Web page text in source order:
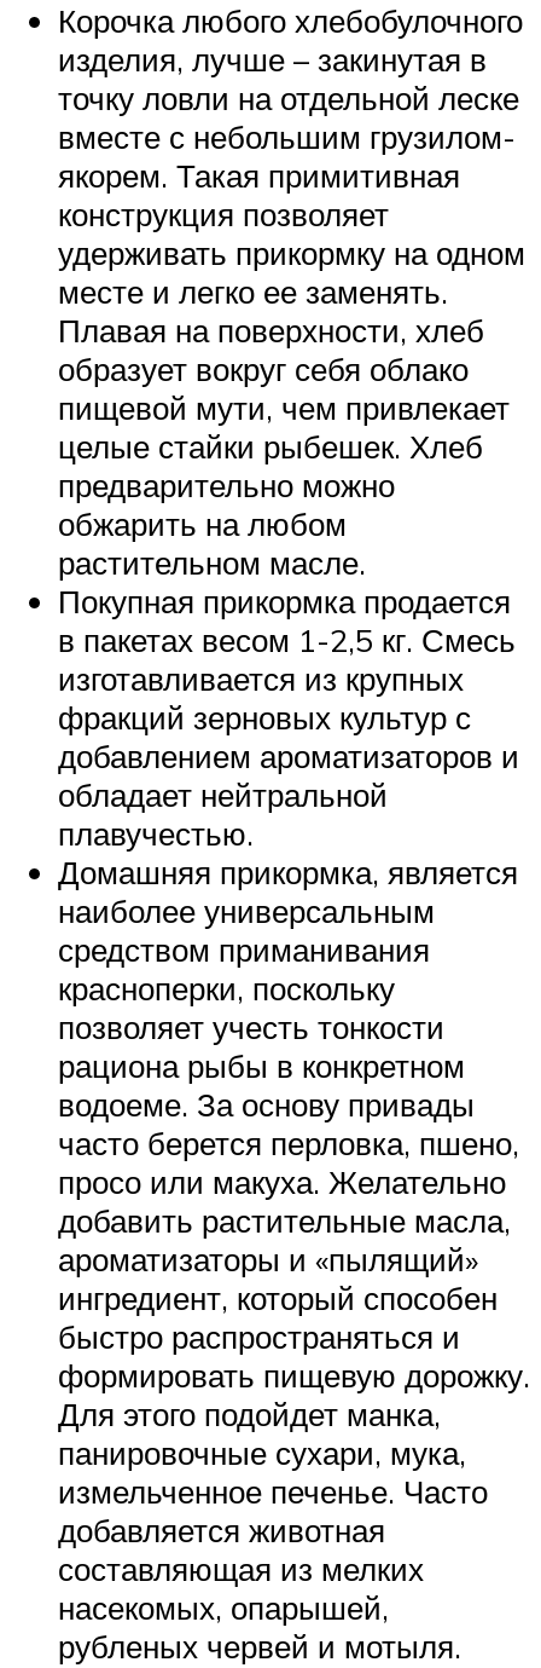
Корочка любого хлебобулочного
изделия, лучше – закинутая в
точку ловли на отдельной леске
вместе с небольшим грузилом-
якорем. Такая примитивная
конструкция позволяет
удерживать прикормку на одном
месте и легко ее заменять.
Плавая на поверхности, хлеб
образует вокруг себя облако
пищевой мути, чем привлекает
целые стайки рыбешек. Хлеб
предварительно можно
обжарить на любом
растительном масле.
Покупная прикормка продается
в пакетах весом 1-2,5 кг. Смесь
изготавливается из крупных
фракций зерновых культур с
добавлением ароматизаторов и
обладает нейтральной
плавучестью.
Домашняя прикормка, является
наиболее универсальным
средством приманивания
красноперки, поскольку
позволяет учесть тонкости
рациона рыбы в конкретном
водоеме. За основу привады
часто берется перловка, пшено,
просо или макуха. Желательно
добавить растительные масла,
ароматизаторы и «пылящий»
ингредиент, который способен
быстро распространяться и
формировать пищевую дорожку.
Для этого подойдет манка,
панировочные сухари, мука,
измельченное печенье. Часто
добавляется животная
составляющая из мелких
насекомых, опарышей,
рубленых червей и мотыля.